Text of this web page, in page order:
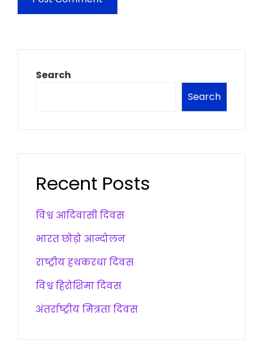
Search
Search
Recent Posts
विश्व आदिवासी दिवस
भारत छोड़ो आन्दोलन
राष्ट्रीय हथकरधा दिवस
विश्व हिरोशिमा दिवस
अंतर्राष्ट्रीय मित्रता दिवस